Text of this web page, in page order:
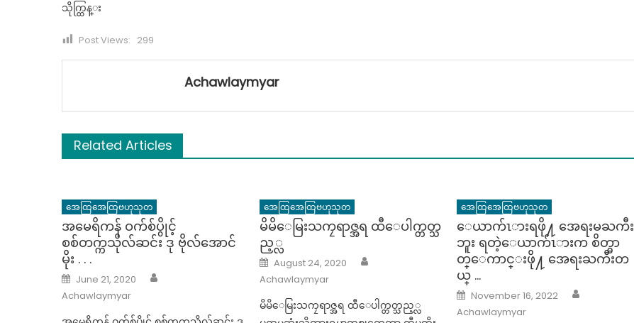
သိုက္ထြန္း
Post Views: 299
Achawlaymyar
Related Articles
အေထြအေထြဗဟုသုတ
အမေရိကန် ဝက်စ်ပွိုင့်
စစ်တက္ကသိုလ်ဆင်း ဒု ဗိုလ်အောင်
မိုး . . .
Posted
on
June 21, 2020
Achawlaymyar
အေထြအေထြဗဟုသုတ
မိမိေမြးသကၠရာဇ္အရ ထီေပါက္တတ္သ
ည့္လ
Posted
on
August 24, 2020
Achawlaymyar
မိမိေမြးသကၠရာဇ္အရ ထီေပါက္တတ္သည့္လ
အေထြအေထြဗဟုသုတ
ေယာက်ၤားရဖို႔ အေရးမႀကီး
ဘူး ရတဲ့ေယာက်ၤားက စိတ္ဓာ
တ္ေကာင္းဖို႔ အေရးႀကီးတ
ယ္ …
Posted
on
November 16, 2022
Achawlaymyar